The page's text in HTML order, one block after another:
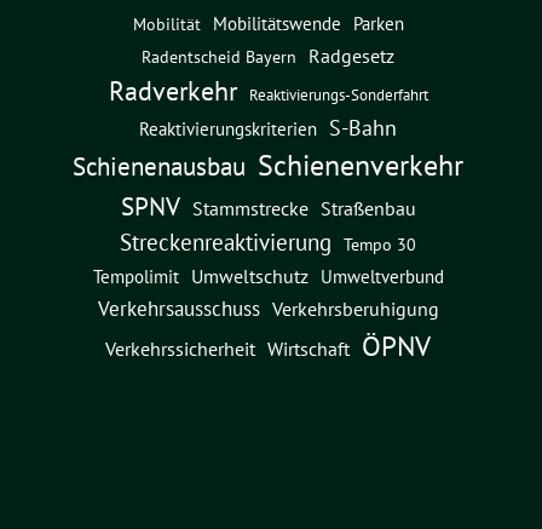
Mobilität Mobilitätswende Parken
Radentscheid Bayern Radgesetz
Radverkehr Reaktivierungs-Sonderfahrt
Reaktivierungskriterien S-Bahn
Schienenausbau Schienenverkehr
SPNV Stammstrecke Straßenbau
Streckenreaktivierung Tempo 30
Tempolimit Umweltschutz Umweltverbund
Verkehrsausschuss Verkehrsberuhigung
Verkehrssicherheit Wirtschaft ÖPNV